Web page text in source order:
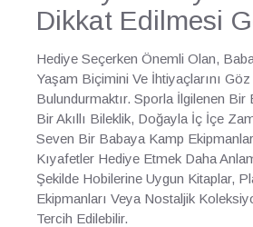
Dikkat Edilmesi
Hediye Seçerken Önemli Olan,
Yaşam Biçimini Ve İhtiyaçlarını
Bulundurmaktır. Sporla İlgilenen Bir
Bir Akıllı Bileklik, Doğayla İç İçe
Seven Bir Babaya Kamp
Kıyafetler Hediye Etmek Daha
Şekilde Hobilerine Uygun Kitaplar,
Ekipmanları Veya Nostaljik
Tercih Edilebilir.